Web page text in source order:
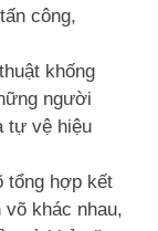
công,
khống
người
tự vệ hiệu
tổng hợp kết
khác nhau,